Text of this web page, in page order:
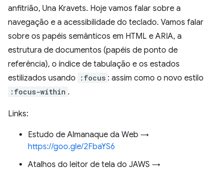
anfitrião, Una Kravets. Hoje vamos falar sobre a
navegação e a acessibilidade do teclado. Vamos falar
sobre os papéis semânticos em HTML e ARIA, a
estrutura de documentos (papéis de ponto de
referência), o índice de tabulação e os estados
estilizados usando
:focus : assim como o novo estilo
:focus-within .
Links:
Estudo de Almanaque da Web →
https://goo.gle/2FbaYS6
Atalhos do leitor de tela do JAWS →